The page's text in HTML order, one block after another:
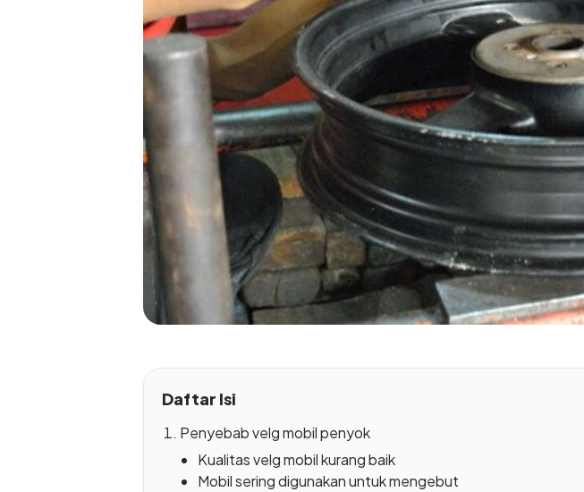
Daftar Isi
Penyebab velg mobil penyok
Kualitas velg mobil kurang baik
Mobil sering digunakan untuk mengebut